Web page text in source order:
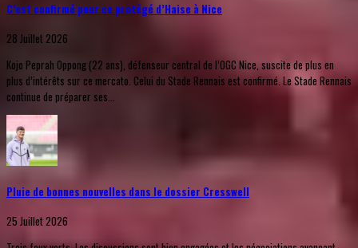
C’est confirmé pour ce protégé d’Haise à Nice
28 Juillet 2026
Kojo Peprah Oppong (22 ans), défenseur central de l’OGC Nice, suscite de plus en
plus d’intérêts sur ce mercato. Celui du Stade Rennais est confirmé. Le Stade Rennais
continue de préparer ses...
Pluie de bonnes nouvelles dans le dossier Cresswell
25 Juillet 2026